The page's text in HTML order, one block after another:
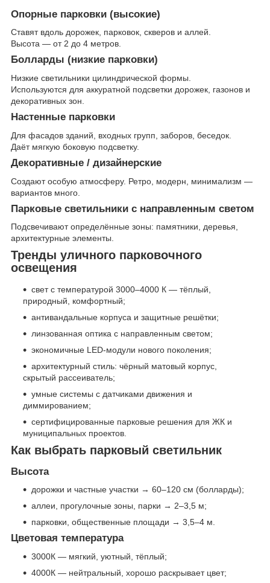
Опорные парковки (высокие)
Ставят вдоль дорожек, парковок, скверов и аллей.
Высота — от 2 до 4 метров.
Болларды (низкие парковки)
Низкие светильники цилиндрической формы.
Используются для аккуратной подсветки дорожек, газонов и
декоративных зон.
Настенные парковки
Для фасадов зданий, входных групп, заборов, беседок.
Даёт мягкую боковую подсветку.
Декоративные / дизайнерские
Создают особую атмосферу. Ретро, модерн, минимализм —
вариантов много.
Парковые светильники с направленным светом
Подсвечивают определённые зоны: памятники, деревья,
архитектурные элементы.
Тренды уличного парковочного
освещения
свет с температурой 3000–4000 К — тёплый,
природный, комфортный;
антивандальные корпуса и защитные решётки;
линзованная оптика с направленным светом;
экономичные LED-модули нового поколения;
архитектурный стиль: чёрный матовый корпус,
скрытый рассеиватель;
умные системы с датчиками движения и
диммированием;
сертифицированные парковые решения для ЖК и
муниципальных проектов.
Как выбрать парковый светильник
Высота
дорожки и частные участки → 60–120 см (болларды);
аллеи, прогулочные зоны, парки → 2–3,5 м;
парковки, общественные площади → 3,5–4 м.
Цветовая температура
3000К — мягкий, уютный, тёплый;
4000К — нейтральный, хорошо раскрывает цвет;